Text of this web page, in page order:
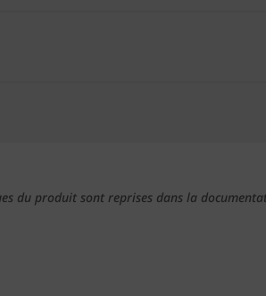
du produit sont reprises dans la